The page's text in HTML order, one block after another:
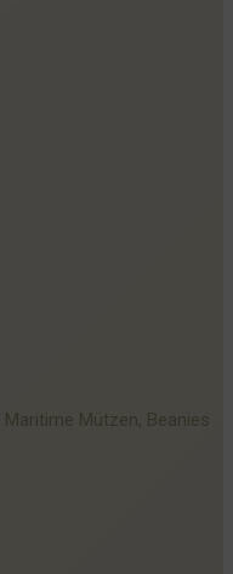
Maritime Mützen, Beanies